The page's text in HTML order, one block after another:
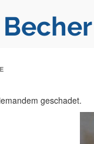
geschadet.